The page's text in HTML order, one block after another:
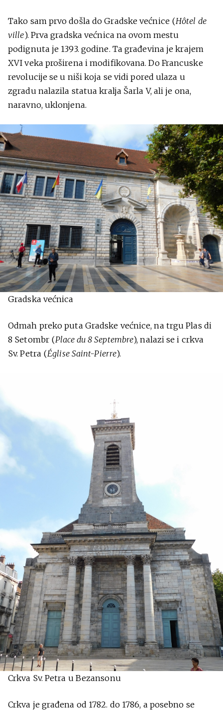
Tako sam prvo došla do Gradske većnice (Hôtel de
ville). Prva gradska većnica na ovom mestu
podignuta je 1393. godine. Ta građevina je krajem
XVI veka proširena i modifikovana. Do Francuske
revolucije se u niši koja se vidi pored ulaza u
zgradu nalazila statua kralja Šarla V, ali je ona,
naravno, uklonjena.
Gradska većnica
Odmah preko puta Gradske većnice, na trgu Plas di
8 Setombr (Place du 8 Septembre), nalazi se i crkva
Sv. Petra (Église Saint-Pierre).
Crkva Sv. Petra u Bezansonu
Crkva je građena od 1782. do 1786, a posebno se